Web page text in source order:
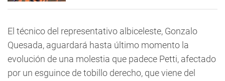
El técnico del representativo albiceleste, Gonzalo
Quesada, aguardará hasta último momento la
evolución de una molestia que padece Petti, afectado
por un esguince de tobillo derecho, que viene del